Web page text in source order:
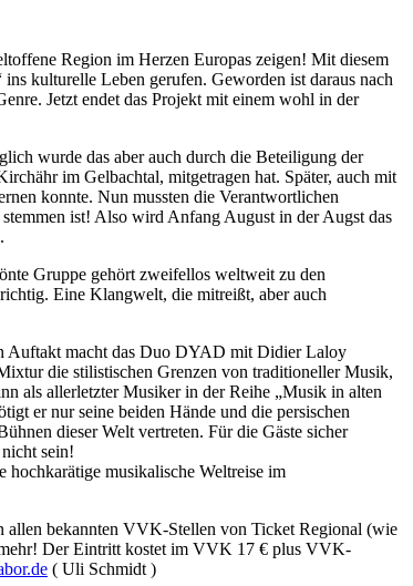
Region im Herzen Europas zeigen! Mit diesem
kulturelle Leben gerufen. Geworden ist daraus nach
Jetzt endet das Projekt mit einem wohl in der
wurde das aber auch durch die Beteiligung der
im Gelbachtal, mitgetragen hat. Später, auch mit
konnte. Nun mussten die Verantwortlichen
ist! Also wird Anfang August in der Augst das
Gruppe gehört zweifellos weltweit zu den
Eine Klangwelt, die mitreißt, aber auch
Auftakt macht das Duo DYAD mit Didier Laloy
die stilistischen Grenzen von traditioneller Musik,
als allerletzter Musiker in der Reihe „Musik in alten
er nur seine beiden Hände und die persischen
dieser Welt vertreten. Für die Gäste sicher
sein!
musikalische Weltreise im
allen bekannten VVK-Stellen von Ticket Regional (wie
mehr! Der Eintritt kostet im VVK 17 € plus VVK-
( Uli Schmidt )